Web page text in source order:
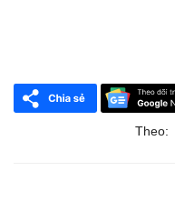
Theo: